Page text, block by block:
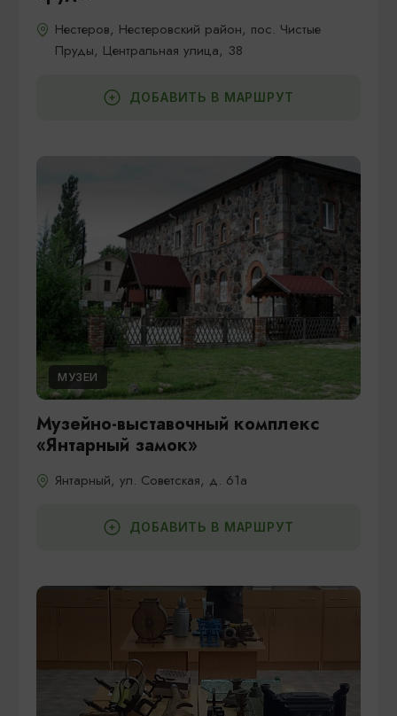
Нестеров, Нестеровский район, пос. Чистые
Пруды, Центральная улица, 38
ДОБАВИТЬ В МАРШРУТ
МУЗЕИ
Музейно-выставочный комплекс
«Янтарный замок»
Янтарный, ул. Советская, д. 61а
ДОБАВИТЬ В МАРШРУТ